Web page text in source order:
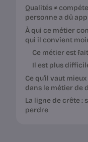
Qualités ≠
personne a dû
À qui ce métier
qui il convient
Ce métier est
Il est plus
Ce qu’il vaut
dans le métier de
La ligne de crête :
perdre